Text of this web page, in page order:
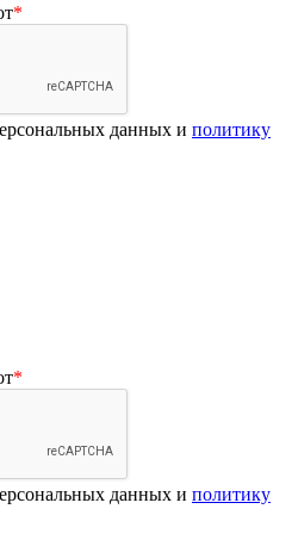
*
данных и политику
*
данных и политику